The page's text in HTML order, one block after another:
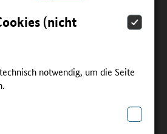
(nicht
notwendig, um die Seite
LUMIS Campus. Dieser verbindet
und Lernmanagement-System.
in der Mikro- und
maßgeschneiderte
High-Tech-Bereich.
– das hat das Team der InnoVET-